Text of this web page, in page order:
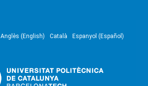
Anglès (English) Català Espanyol (Español)